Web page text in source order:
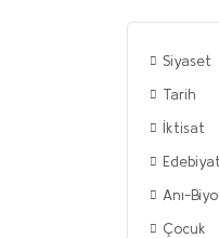
Siyaset
Tarih
İktisat
Edebiyat
Anı-
Çocuk